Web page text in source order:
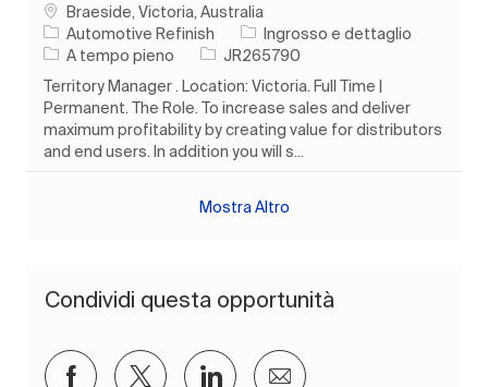
Ubicazione
Braeside, Victoria, Australia
Automotive Refinish
Categoria
Ingrosso e dettaglio
Tipo di lavoro
A tempo pieno ID processo
JR265790
Territory Manager . Location: Victoria. Full Time |
Permanent. The Role. To increase sales and deliver
maximum profitability by creating value for distributors
and end users. In addition you will s...
Mostra Altro
Condividi questa opportunità
Condividi su Facebook
Condividi via twitter
Condividi tramite LinkedIn
Condividi via e-mail